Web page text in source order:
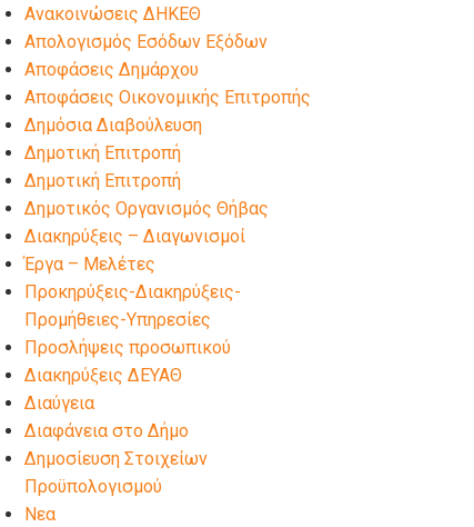
Ανακοινώσεις ΔΗΚΕΘ
Απολογισμός Εσόδων Εξόδων
Αποφάσεις Δημάρχου
Αποφάσεις Οικονομικής Επιτροπής
Δημόσια Διαβούλευση
Δημοτική Επιτροπή
Δημοτική Επιτροπή
Δημοτικός Οργανισμός Θήβας
Διακηρύξεις – Διαγωνισμοί
Έργα – Μελέτες
Προκηρύξεις-Διακηρύξεις-
Προμήθειες-Υπηρεσίες
Προσλήψεις προσωπικού
Διακηρύξεις ΔΕΥΑΘ
Διαύγεια
Διαφάνεια στο Δήμο
Δημοσίευση Στοιχείων
Προϋπολογισμού
Νεα